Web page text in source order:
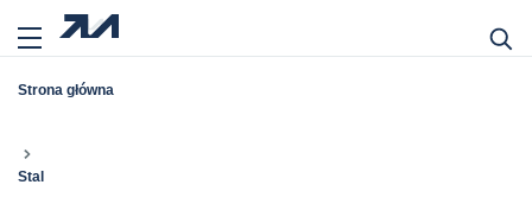
Strona główna
Stal